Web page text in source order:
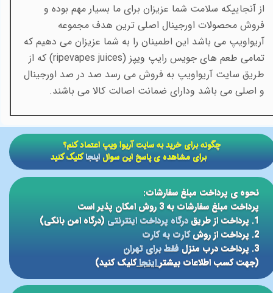
از آنجاییکه سلامت شما عزیزان برای ما بسیار مهم بوده و
فروش محصولات اورجینال اصلی ترین هدف مجموعه
آریواویپ می باشد این اطمینان را به شما عزیزان می دهیم که
تمامی طعم های جویس رایپ ویپز (ripevapes juices) که از
طریق سایت آریواویپ به فروش می رسد صد در صد اورجینال
و اصلی می باشد ودارای ضمانت اصالت کالا می باشند.
نحوه ی پرداخت مبلغ سفارشات:
پرداخت مبلغ سفارشات به 3 روش امکان پذیر است
1. پرداخت از طریق
درگاه پرداخت اینترنتی(درگاه امن بانکی)
2. پرداخت از روش
کارت به کارت
3. پرداخت درب منزل
فقط برای تهران
(جهت کسب اطلاعات بیشتر اینجاکلیک کنید)
​​چگونه برای خرید به سایت آریوا ویپ اعتماد کنم؟
برای مشاهده ی پاسخ این سوالاینجاکلیک کنید